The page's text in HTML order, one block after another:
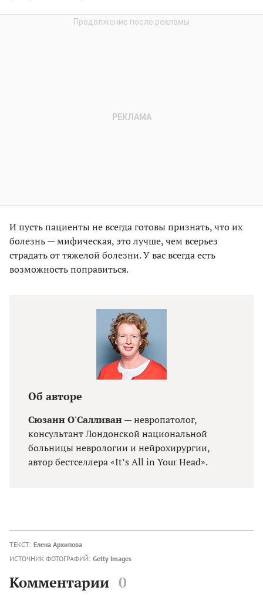
И пусть пациенты не всегда готовы признать, что их
болезнь — мифическая, это лучше, чем всерьез
страдать от тяжелой болезни. У вас всегда есть
возможность поправиться.
Об авторе
Сюзанн О'Салливан— невропатолог,
консультант Лондонской национальной
больницы неврологии и нейрохирургии,
автор бестселлера «It’s All in Your Head».
ТЕКСТ: Елена Архипова
ИСТОЧНИК ФОТОГРАФИЙ: Getty Images
Комментарии 0